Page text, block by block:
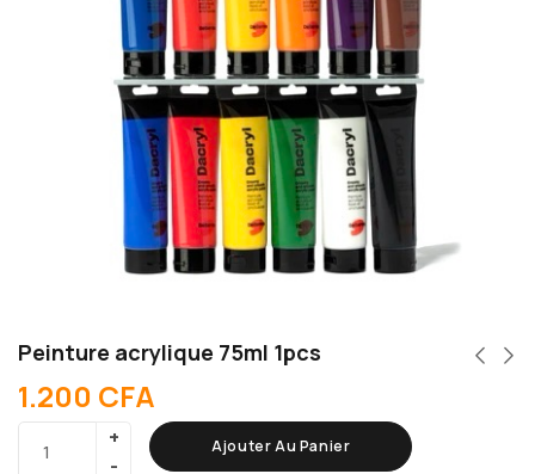
Peinture acrylique 75ml 1pcs
1.200 CFA
Ajouter Au Panier